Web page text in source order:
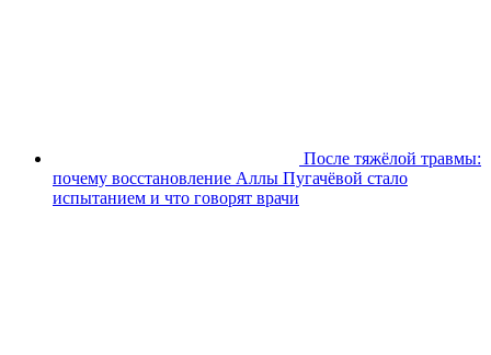
После тяжёлой травмы:
почему восстановление Аллы Пугачёвой стало
испытанием и что говорят врачи